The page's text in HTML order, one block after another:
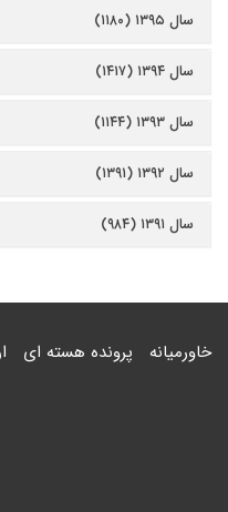
سال ۱۳۹۵ (۱۱۸۰)
سال ۱۳۹۴ (۱۴۱۷)
سال ۱۳۹۳ (۱۱۴۴)
سال ۱۳۹۲ (۱۳۹۱)
سال ۱۳۹۱ (۹۸۴)
خاورمیانه پرونده هسته ای